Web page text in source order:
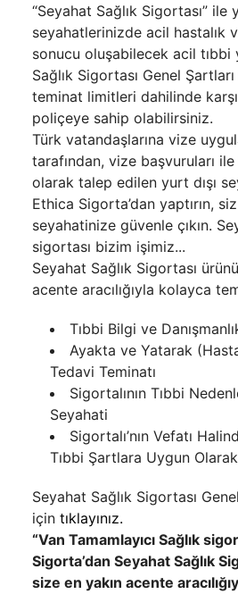
“Seyahat Sağlık Sigortası” ile
seyahatlerinizde acil hastalık
sonucu oluşabilecek acil tıbbi
Sağlık Sigortası Genel
teminat limitleri dahilinde
poliçeye sahip olabilirsiniz.
Türk vatandaşlarına vize
tarafından, vize başvuruları
olarak talep edilen yurt dışı
Ethica Sigorta’dan yaptırın,
seyahatinize güvenle çıkın.
sigortası bizim işimiz...
Seyahat Sağlık Sigortası
acente aracılığıyla kolayca
Tıbbi Bilgi ve
Ayakta ve Yatarak
Tedavi Teminatı
Sigortalının Tıbbi
Seyahati
Sigortalı’nın Vefatı
Tıbbi Şartlara Uygun
Seyahat Sağlık Sigortası
için tıklayınız.
“Van Tamamlayıcı Sağlık
Sigorta’dan Seyahat Sağlık
size en yakın acente